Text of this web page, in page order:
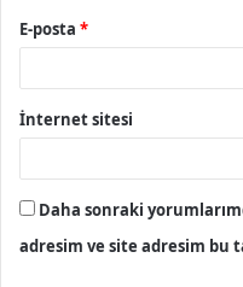
E-posta *
İnternet sitesi
Daha sonraki
adresim ve site adresim bu